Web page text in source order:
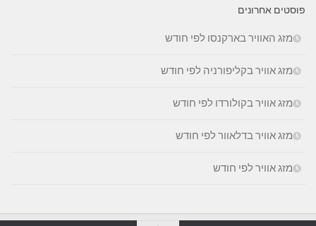
פוסטים אחרונים
מזג האוויר בארקנסו לפי חודש
מזג אוויר בקליפורניה לפי חודש
מזג אוויר בקולורדו לפי חודש
מזג אוויר בדלאוור לפי חודש
מזג אוויר לפי חודש